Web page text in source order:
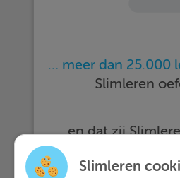
… meer dan 25.000
Slimleren
… en dat zij
Slimleren